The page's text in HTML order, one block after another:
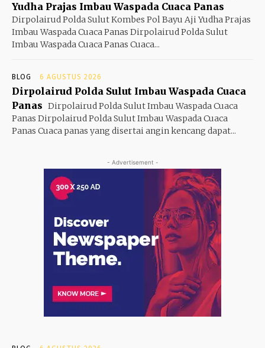
Yudha Prajas Imbau Waspada Cuaca Panas
Dirpolairud Polda Sulut Kombes Pol Bayu Aji Yudha Prajas
Imbau Waspada Cuaca Panas Dirpolairud Polda Sulut
Imbau Waspada Cuaca Panas Cuaca...
BLOG 6 AGUSTUS 2026
Dirpolairud Polda Sulut Imbau Waspada Cuaca
Panas Dirpolairud Polda Sulut Imbau Waspada Cuaca
Panas Dirpolairud Polda Sulut Imbau Waspada Cuaca
Panas Cuaca panas yang disertai angin kencang dapat...
- Advertisement -